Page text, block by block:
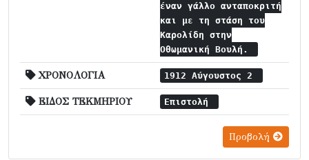
έναν γάλλο ανταποκριτή
και με τη στάση του
Καρολίδη στην
Οθωμανική Βουλή.
ΧΡΟΝΟΛΟΓΙΑ 1912 Αύγουστος 2
ΕΙΔΟΣ ΤΕΚΜΗΡΙΟΥ Επιστολή
Προβολή